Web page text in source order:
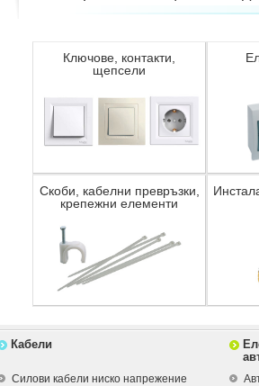
Ключове, контакти,
щепсели
Скоби, кабелни превръзки,
крепежни елементи
Кабели
Силови кабели ниско напрежение